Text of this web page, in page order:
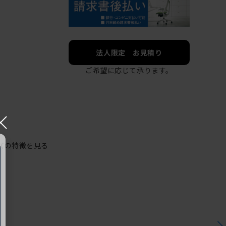
法人限定 お見積り
ご希望に応じて承ります。
の特徴を見る